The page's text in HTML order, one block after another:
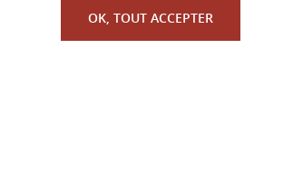
OK, TOUT ACCEPTER